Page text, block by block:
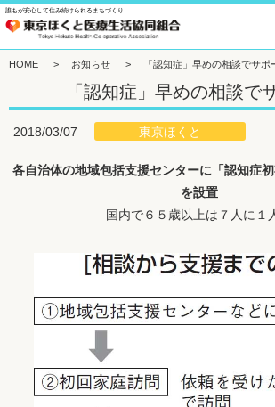
誰もが安心して住み続けられるまちづくり
HOME > お知らせ > 「認知症」早めの相談でサポ
「認知症」早めの相談で
2018/03/07 東京ほくと
各自治体の地域包括支援センターに「認知症初
を設置
国内で６５歳以上は７人に１